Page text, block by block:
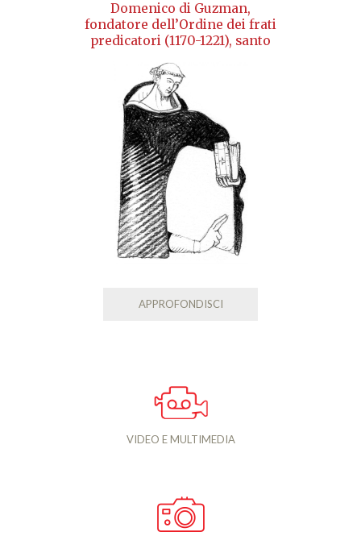
Domenico di Guzman,
fondatore dell’Ordine dei frati
predicatori (1170-1221), santo
APPROFONDISCI
VIDEO E MULTIMEDIA